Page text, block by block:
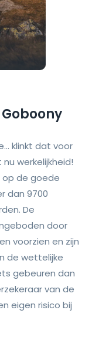
klinkt dat voor
werkelijkheid!
op de goede
dan 9700
De
door
voorzien en zijn
de wettelijke
gebeuren dan
van de
eigen risico bij